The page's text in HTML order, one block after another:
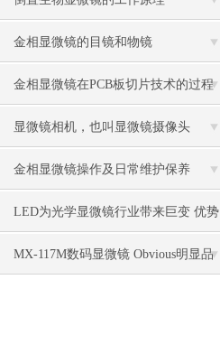
金相显微镜的目镜和物镜
金相显微镜在PCB板切片技术的过程
控制中的作用
显微镜相机，也叫显微镜摄像头
金相显微镜操作及日常维护保养
LED为光学显微镜行业带来巨变 优势
比传统卤素更明显
MX-117M数码显微镜 Obvious明显品